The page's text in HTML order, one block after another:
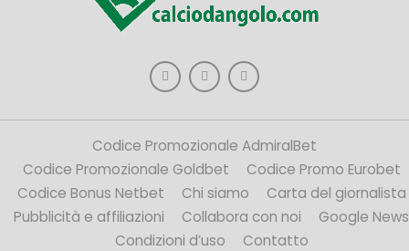
Codice Promozionale AdmiralBet
Codice Promozionale Goldbet
Codice Promo Eurobet
Codice Bonus Netbet
Chi siamo
Carta del giornalista
Pubblicità e affiliazioni
Collabora con noi
Google News
Condizioni d’uso
Contatto